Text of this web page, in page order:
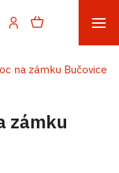
na zámku Bučovice
zámku